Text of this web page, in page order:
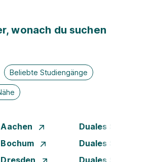
wonach du suchen
Beliebte Studiengänge
Duales Studium
Duales Studium
Duales Studium